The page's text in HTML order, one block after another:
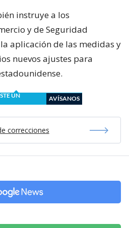
instruye a los
y de Seguridad
aplicación de las medidas y
nuevos ajustes para
UN
AVÍSANOS
correcciones